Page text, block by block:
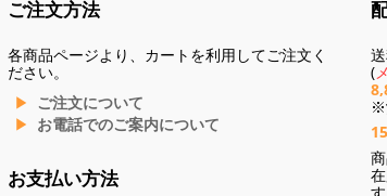
ご注文方法
各商品ページより、カートを利用してご注文く
ださい。
ご注文について
お電話でのご案内について
お支払い方法
(
※